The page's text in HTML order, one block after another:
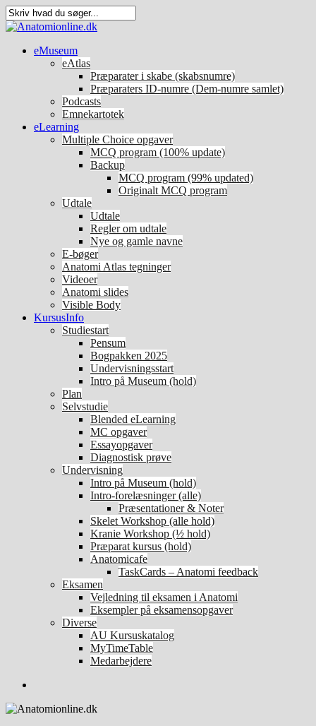
eMuseum
eAtlas
Præparater i skabe (skabsnumre)
Præparaters ID-numre (Dem-numre samlet)
Podcasts
Emnekartotek
eLearning
Multiple Choice opgaver
MCQ program (100% update)
Backup
MCQ program (99% updated)
Originalt MCQ program
Udtale
Udtale
Regler om udtale
Nye og gamle navne
E-bøger
Anatomi Atlas tegninger
Videoer
Anatomi slides
Visible Body
KursusInfo
Studiestart
Pensum
Bogpakken 2025
Undervisningsstart
Intro på Museum (hold)
Plan
Selvstudie
Blended eLearning
MC opgaver
Essayopgaver
Diagnostisk prøve
Undervisning
Intro på Museum (hold)
Intro-forelæsninger (alle)
Præsentationer & Noter
Skelet Workshop (alle hold)
Kranie Workshop (½ hold)
Præparat kursus (hold)
Anatomicafe
TaskCards – Anatomi feedback
Eksamen
Vejledning til eksamen i Anatomi
Eksempler på eksamensopgaver
Diverse
AU Kursuskatalog
MyTimeTable
Medarbejdere